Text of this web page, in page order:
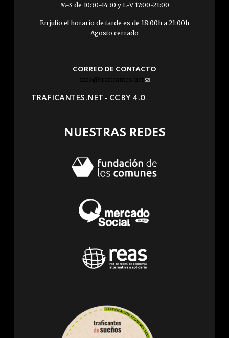
M-S de 10:30-14:30 y L-V 17:00-21:00
En julio el horario de tarde es de 18:00h a 21:00h
Agosto cerrado
CORREO DE CONTACTO
info@traficantes.net (link
e-
TRAFICANTES.NET - CC BY 4.0
NUESTRAS REDES